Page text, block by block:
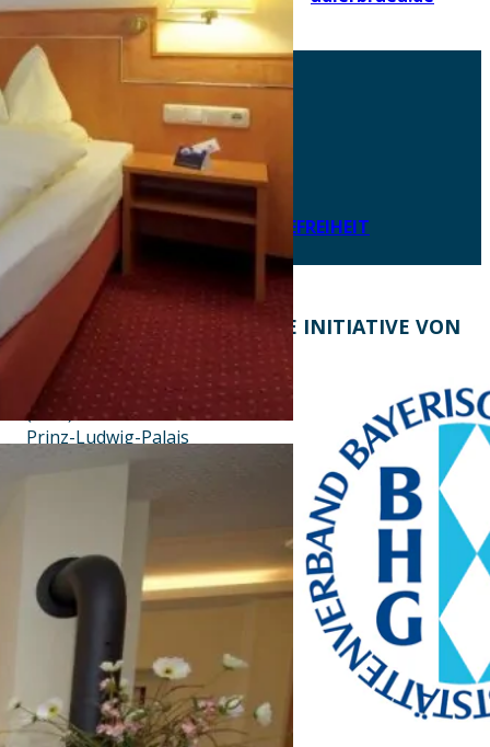
AKTUELLES
DOWNLOADS
DATENSCHUTZ
IMPRESSUM
LEICHTE SPRACHE
ERKLÄRUNG ZUR BARRIEREFREIHEIT
KONTAKT EINE INITIATIVE VON
Bayern Tourist Gmbh
(BTG)
Prinz-Ludwig-Palais
Türkenstraße 7
Fax: +49 89 28760-121
bayerischekueche@btg-
service.de
www.btg-service.de